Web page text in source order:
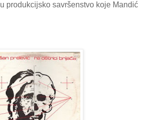
produkcijsko savršenstvo koje Mandić